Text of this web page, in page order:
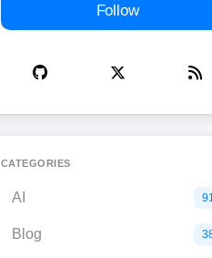
Follow
CATEGORIES
AI
Blog